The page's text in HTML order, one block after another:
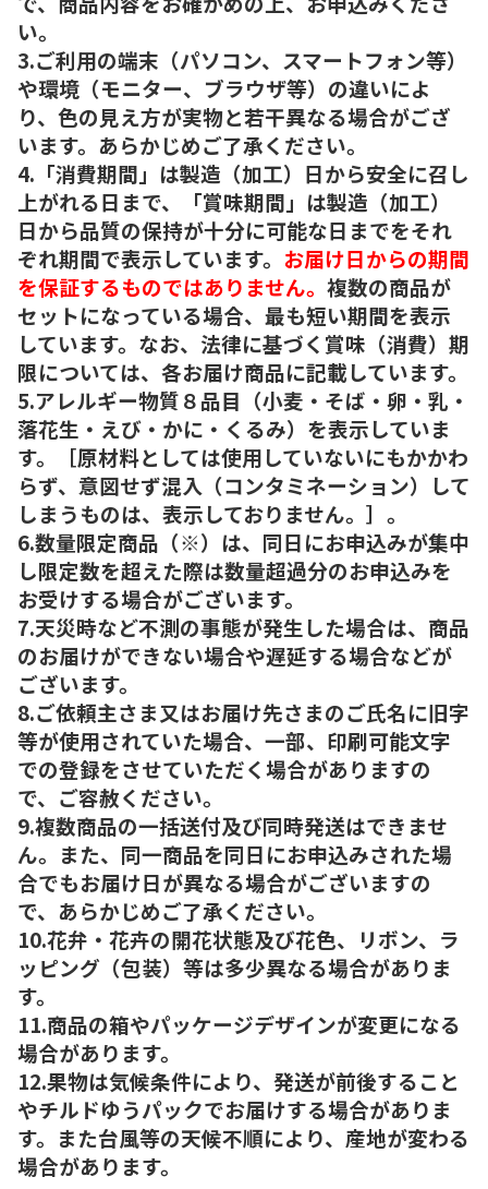
い。
3.ご利用の端末（パソコン、スマートフォン等）
や環境（モニター、ブラウザ等）の違いによ
り、色の見え方が実物と若干異なる場合がござ
います。あらかじめご了承ください。
4.「消費期間」は製造（加工）日から安全に召し
上がれる日まで、「賞味期間」は製造（加工）
日から品質の保持が十分に可能な日までをそれ
ぞれ期間で表示しています。 お届け日からの期間
を保証するものではありません。 複数の商品が
セットになっている場合、最も短い期間を表示
しています。なお、法律に基づく賞味（消費）期
限については、各お届け商品に記載しています。
5.アレルギー物質８品目（小麦・そば・卵・乳・
落花生・えび・かに・くるみ）を表示していま
す。［原材料としては使用していないにもかかわ
らず、意図せず混入（コンタミネーション）して
しまうものは、表示しておりません。］。
6.数量限定商品（※）は、同日にお申込みが集中
し限定数を超えた際は数量超過分のお申込みを
お受けする場合がございます。
7.天災時など不測の事態が発生した場合は、商品
のお届けができない場合や遅延する場合などが
ございます。
8.ご依頼主さま又はお届け先さまのご氏名に旧字
等が使用されていた場合、一部、印刷可能文字
での登録をさせていただく場合がありますの
で、ご容赦ください。
9.複数商品の一括送付及び同時発送はできませ
ん。また、同一商品を同日にお申込みされた場
合でもお届け日が異なる場合がございますの
で、あらかじめご了承ください。
10.花弁・花卉の開花状態及び花色、リボン、ラ
ッピング（包装）等は多少異なる場合がありま
す。
11.商品の箱やパッケージデザインが変更になる
場合があります。
12.果物は気候条件により、発送が前後すること
やチルドゆうパックでお届けする場合がありま
す。また台風等の天候不順により、産地が変わる
場合があります。